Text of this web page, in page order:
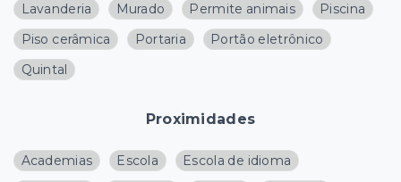
Lavanderia
Murado Permite animais
Piscina
Piso cerâmica
Portaria
Portão eletrônico
Quintal
Proximidades
Academias Escola
Escola de idioma